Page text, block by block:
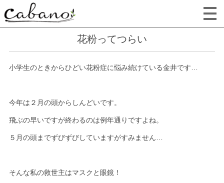
花粉ってつらい
小学生のときからひどい花粉症に悩み続けている金井です…
今年は２月の頭からしんどいです。
飛ぶの早いですが終わるのは例年通りですよね。
５月の頭までずびずびしていますがすみません…
そんな私の救世主はマスクと眼鏡！